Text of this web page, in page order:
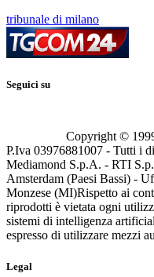
tribunale di milano
Seguici su
Copyright ©
P.Iva 03976881007 - Tutti i
Mediamond S.p.A. - RTI
Amsterdam (Paesi Bassi) -
Monzese (MI)Rispetto ai
riprodotti è vietata ogni
sistemi di intelligenza
espresso di utilizzare mezzi
Legal